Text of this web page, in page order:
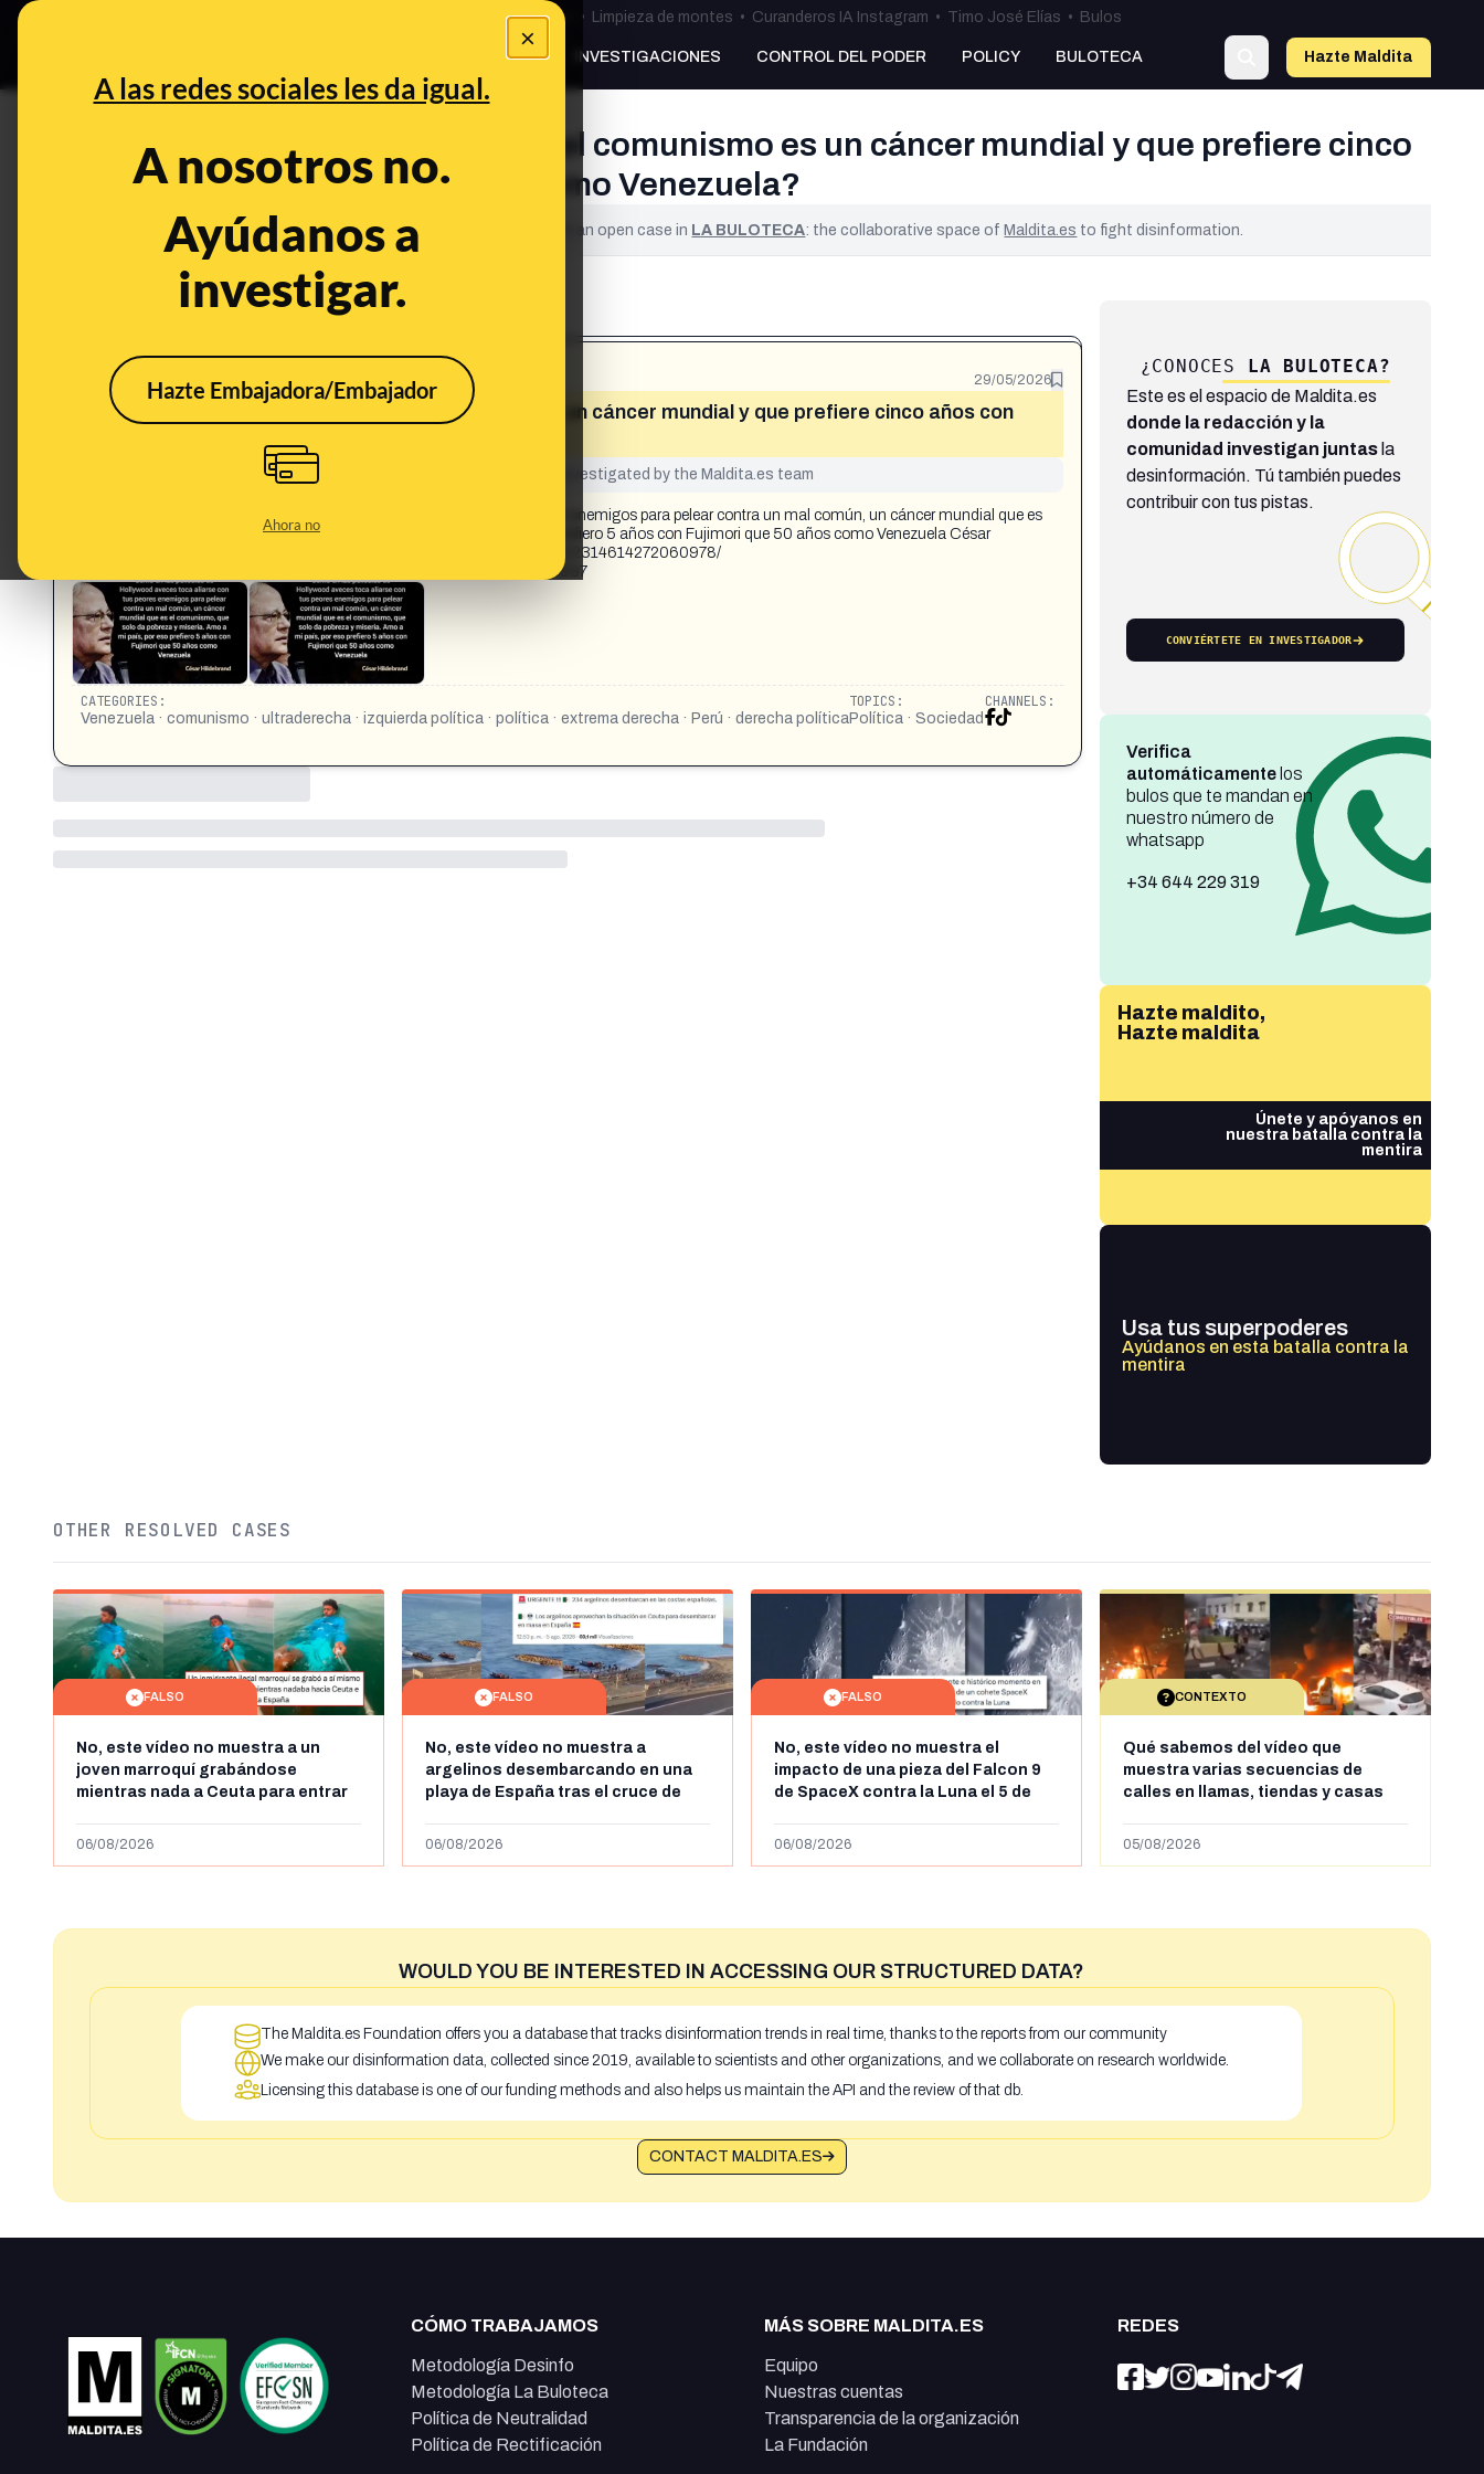
×
A las redes sociales les da igual.
A nosotros no.
Ayúdanos a
investigar.
Hazte Embajadora/Embajador
Ahora no
Bulos Ceuta • Limpieza de montes • Curanderos IA Instagram • Timo José Elías • Bulos
PREBUNKING INVESTIGACIONES CONTROL DEL PODER POLICY BULOTECA Hazte Maldita
¿César Hildebrandt ha dicho que el comunismo es un cáncer mundial y que prefiere cinco
años con Fujimori que 50 años como Venezuela?
This content has NOT yet been verified. It is an open case in LA BULOTECA: the collaborative space ofMaldita.es to fight disinformation.
What's being said: 29/05/2026
«César Hildebrandt ha dicho que el comunismo es un cáncer mundial y que prefiere cinco años con
This content has not yet been investigated by the Maldita.es team
Como en las películas de Hollywood aveces toca aliarse con tus peores enemigos para pelear contra un mal común, un cáncer mundial que es
el comunismo, que solo da pobreza y miseria. Amo a mi país, por eso prefiero 5 años con Fujimori que 50 años como Venezuela César
Hildebrand https://www.facebook.com/yeny.pajuelo.leon.2025/photos/122314614272060978/
https://www.tiktok.com/@jose_raul_2020/video/7644877096988216597
CATEGORIES:
Venezuela · comunismo · ultraderecha · izquierda política · política · extrema derecha · Perú · derecha política
TOPICS:
Política · Sociedad
CHANNELS:
¿CONOCES LA BULOTECA?
Este es el espacio de Maldita.es
donde la redacción y la
comunidad investigan juntasla
desinformación. Tú también puedes
contribuir con tus pistas.
CONVIÉRTETE EN INVESTIGADOR
Verifica
automáticamentelos
bulos que te mandan en
nuestro número de
whatsapp
+34 644 229 319
Hazte maldito,
Hazte maldita
Únete y apóyanos en
nuestra batalla contra la
mentira
Usa tus superpoderes
Ayúdanos en esta batalla contra la
mentira
OTHER RESOLVED CASES
FALSO
No, este vídeo no muestra a un
joven marroquí grabándose
mientras nada a Ceuta para entrar
más de 450km de Ceuta y el autor lo
06/08/2026
FALSO
No, este vídeo no muestra a
argelinos desembarcando en una
playa de España tras el cruce de
de julio de 2026: son imágenes de
06/08/2026
FALSO
No, este vídeo no muestra el
impacto de una pieza del Falcon 9
de SpaceX contra la Luna el 5 de
menos abril de 2026
06/08/2026
CONTEXTO
Qué sabemos del vídeo que
muestra varias secuencias de
calles en llamas, tiendas y casas
supuestamente en España tras la
05/08/2026
WOULD YOU BE INTERESTED IN ACCESSING OUR STRUCTURED DATA?
The Maldita.es Foundation offers you a database that tracks disinformation trends in real time, thanks to the reports from our community
We make our disinformation data, collected since 2019, available to scientists and other organizations, and we collaborate on research worldwide.
Licensing this database is one of our funding methods and also helps us maintain the API and the review of that db.
CONTACT MALDITA.ES
CÓMO TRABAJAMOS
Metodología Desinfo
Metodología La Buloteca
Política de Neutralidad
Política de Rectificación
MÁS SOBRE MALDITA.ES
Equipo
Nuestras cuentas
Transparencia de la organización
La Fundación
REDES